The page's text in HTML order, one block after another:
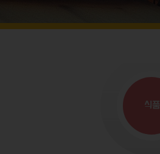
식품